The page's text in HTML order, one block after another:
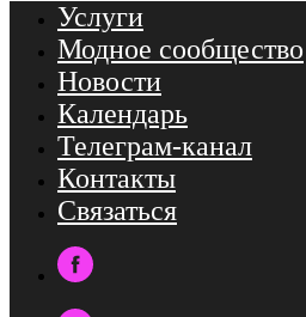
Услуги
Модное сообщество
Новости
Календарь
Телеграм-канал
Контакты
Связаться